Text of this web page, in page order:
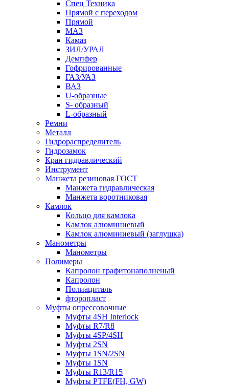
Спец Техника
Прямой с переходом
Прямой
МАЗ
Камаз
ЗИЛ/УРАЛ
Демпфер
Гофрированные
ГАЗ/УАЗ
ВАЗ
U-образные
S- образный
L-образный
Ремни
Металл
Гидрораспределитель
Гидрозамок
Кран гидравлический
Инструмент
Манжета резиновая ГОСТ
Манжета гидравлическая
Манжета воротниковая
Камлок
Кольцо для камлока
Камлок алюминиевый
Камлок алюминиевый (заглушка)
Манометры
Манометры
Полимеры
Капролон графитонаполненый
Капролон
Полиациталь
фторопласт
Муфты опрессовочные
Муфты 4SH Interlock
Муфты R7/R8
Муфты 4SP/4SH
Муфты 2SN
Муфты 1SN/2SN
Муфты 1SN
Муфты R13/R15
Муфты PTFE(FH, GW)